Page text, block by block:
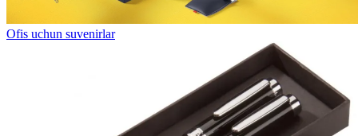
Ofis uchun suvenirlar